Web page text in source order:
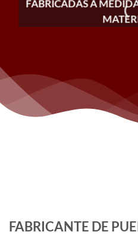
FABRICADAS A
FABRICANTE DE